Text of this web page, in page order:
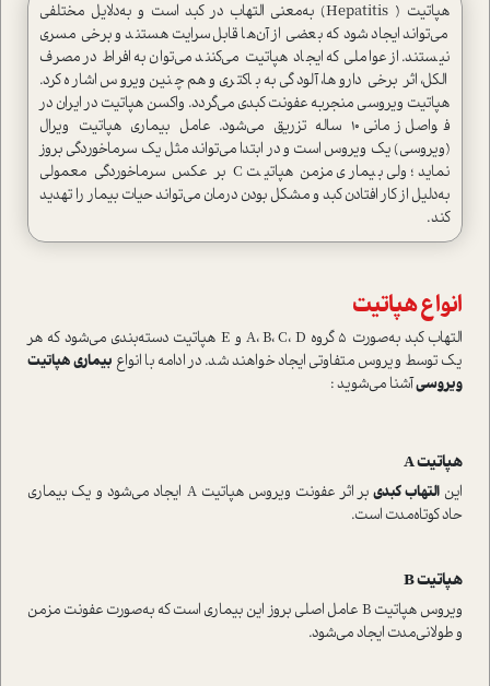
هپاتیت ( Hepatitis) به‌معنی التهاب در کبد ا‌ست و به‌دلایل مختلفی
می‌تواند ایجاد شود که بعضی از آن‌ها قابل‌سرایت هستند و برخی مسری
نیستند. از عواملی که ایجاد هپاتیت می‌کنند می‌توان به افراط در مصرف
الکل، اثر برخی داروها، آلودگی به باکتری و هم‌چنین ویروس اشاره کرد.
هپاتیت ویروسی منجر‌به عفونت کبدی می‌گردد. واکسن هپاتیت در ایران در
فواصل زمانی ۱۰ ساله تزریق می‌شود. عامل بیماری هپاتیت ویرال
(ویروسی) یک ویروس ا‌ست و در ابتدا می‌تواند مثل یک سرماخوردگی بروز
نماید؛ ولی بیماری مزمن هپاتیت C بر عکس سرماخوردگی معمولی
به‌دلیل از کار افتادن کبد و مشکل بودن درمان می‌تواند حیات بیمار را تهدید
کند.
انواع هپاتیت
التهاب کبد به‌صورت 5 گروه A، B، C، D و E هپاتیت دسته‌بندی می‌شود که هر
یک توسط ویروس متفاوتی ایجاد خواهند شد. در ادامه با انواع بیماری هپاتیت
ویروسیآشنا می‌شوید :
هپاتیت A
اینالتهاب کبدی
بر اثر عفونت ویروس هپاتیت A ایجاد می‌شود و یک بیماری
حاد کوتاه‌مدت ا‌ست.
هپاتیت B
ویروس هپاتیت B عامل اصلی بروز این بیماری ا‌ست که به‌صورت عفونت مزمن
و طولانی‌مدت ایجاد می‌شود.